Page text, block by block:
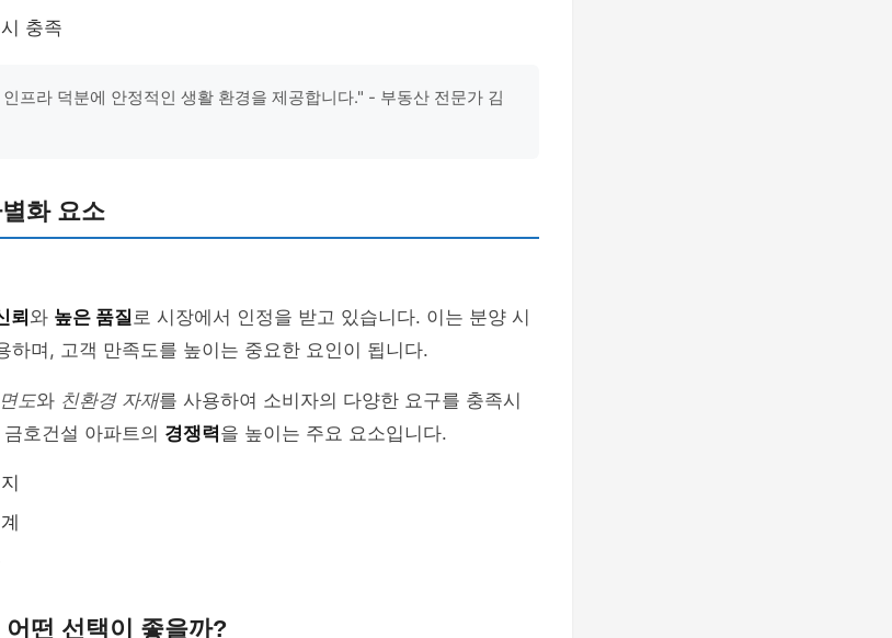
충족
프라 덕분에 안정적인 생활 환경을 제공합니다." - 부동산 전문가 김
화 요소
뢰 와 높은 품질로 시장에서 인정을 받고 있습니다. 이는 분양 시
하며, 고객 만족도를 높이는 중요한 요인이 됩니다.
도와 친환경 자재를 사용하여 소비자의 다양한 요구를 충족시
호건설 아파트의 경쟁력을 높이는 주요 요소입니다.
떤 선택이 좋을까?